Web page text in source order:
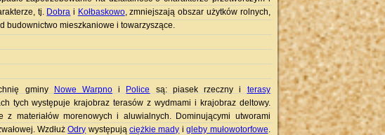
tj. Dobra i Kołbaskowo, zmniejszają obszar użytków rolnych,
budownictwo mieszkaniowe i towarzyszące.
gminy Nowe Warpno i Police są: piasek rzeczny i terasy
tych występuje krajobraz terasów z wydmami i krajobraz deltowy.
z materiałów morenowych i aluwialnych. Dominującymi utworami
WzdłużOdry występująciężkie mady igleby mułowotorfowe.